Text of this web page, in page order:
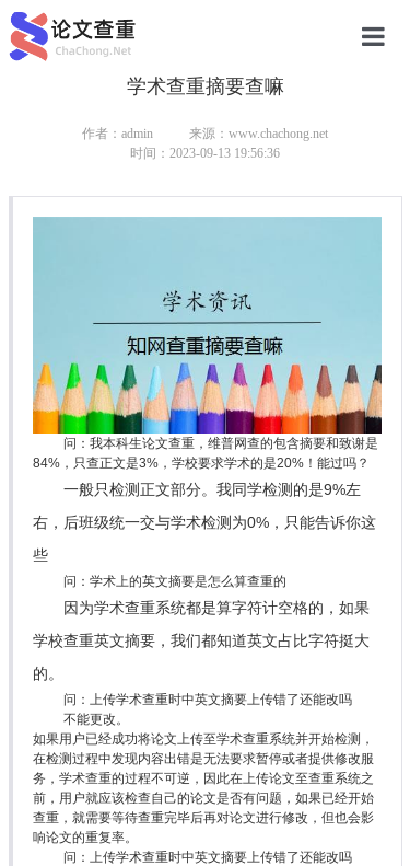
博士论文
学术查重摘要查嘛
作者：admin
来源：www.chachong.net
时间：2023-09-13 19:56:36
问：我本科生论文查重，维普网查的包含摘要和致谢是
84%，只查正文是3%，学校要求学术的是20%！能过吗？
一般只检测正文部分。我同学检测的是9%左
右，后班级统一交与学术检测为0%，只能告诉你这
些
问：学术上的英文摘要是怎么算查重的
因为学术查重系统都是算字符计空格的，如果
学校查重英文摘要，我们都知道英文占比字符挺大
的。
问：上传学术查重时中英文摘要上传错了还能改吗
不能更改。
如果用户已经成功将论文上传至学术查重系统并开始检测，
在检测过程中发现内容出错是无法要求暂停或者提供修改服
务，学术查重的过程不可逆，因此在上传论文至查重系统之
前，用户就应该检查自己的论文是否有问题，如果已经开始
查重，就需要等待查重完毕后再对论文进行修改，但也会影
响论文的重复率。
问：上传学术查重时中英文摘要上传错了还能改吗